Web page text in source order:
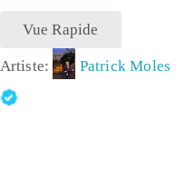
Vue Rapide
Artiste: Patrick Moles